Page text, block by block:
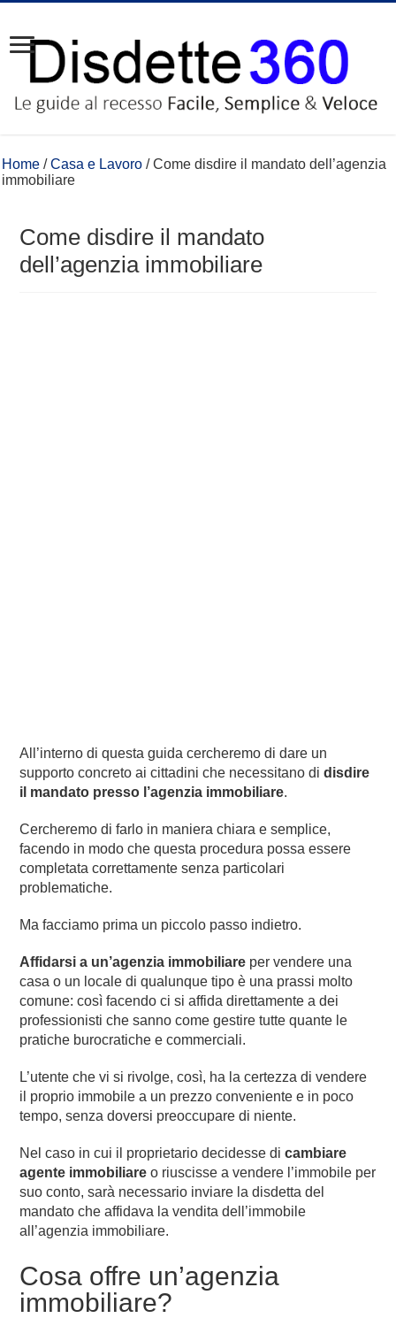
Home /Casa e Lavoro /Come disdire il mandato dell’agenzia
immobiliare
Come disdire il mandato
dell’agenzia immobiliare
All’interno di questa guida cercheremo di dare un
supporto concreto ai cittadini che necessitano didisdire
il mandato presso l’agenzia immobiliare.
Cercheremo di farlo in maniera chiara e semplice,
facendo in modo che questa procedura possa essere
completata correttamente senza particolari
problematiche.
Ma facciamo prima un piccolo passo indietro.
Affidarsi a un’agenzia immobiliare per vendere una
casa o un locale di qualunque tipo è una prassi molto
comune: così facendo ci si affida direttamente a dei
professionisti che sanno come gestire tutte quante le
pratiche burocratiche e commerciali.
L’utente che vi si rivolge, così, ha la certezza di vendere
il proprio immobile a un prezzo conveniente e in poco
tempo, senza doversi preoccupare di niente.
Nel caso in cui il proprietario decidesse dicambiare
agente immobiliare o riuscisse a vendere l’immobile per
suo conto, sarà necessario inviare la disdetta del
mandato che affidava la vendita dell’immobile
all’agenzia immobiliare.
Cosa offre un’agenzia
immobiliare?